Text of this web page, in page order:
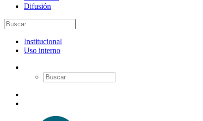
Difusión
Institucional
Uso interno